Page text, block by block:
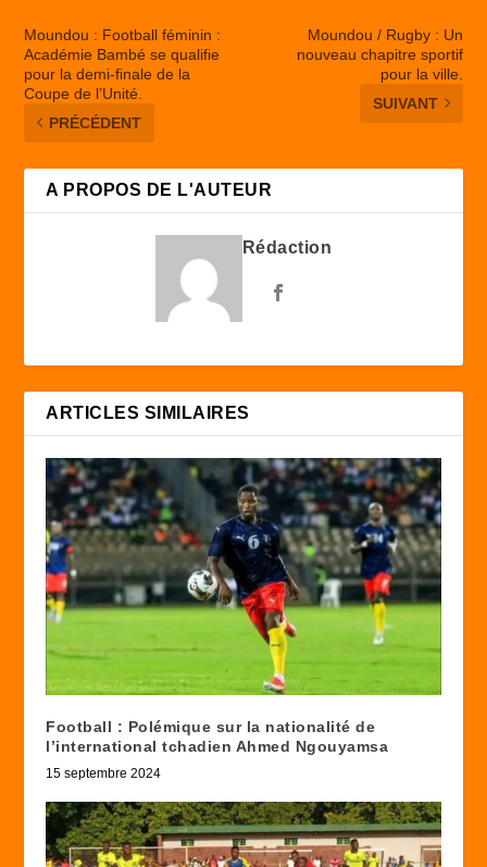
Moundou : Football féminin :
Académie Bambé se qualifie
pour la demi-finale de la
Coupe de l’Unité.
PRÉCÉDENT
Moundou / Rugby : Un
nouveau chapitre sportif
pour la ville.
SUIVANT
A PROPOS DE L'AUTEUR
Rédaction
ARTICLES SIMILAIRES
Football : Polémique sur la nationalité de
l’international tchadien Ahmed Ngouyamsa
15 septembre 2024